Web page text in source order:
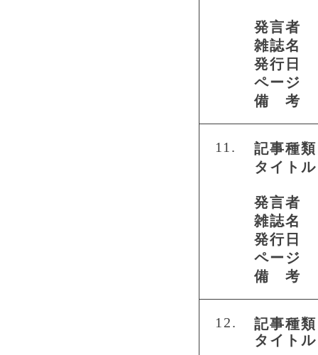
発言者
雑誌名
発行日
ページ
備 考
11.
記事種類
タイトル
発言者
雑誌名
発行日
ページ
備 考
12.
記事種類
タイトル